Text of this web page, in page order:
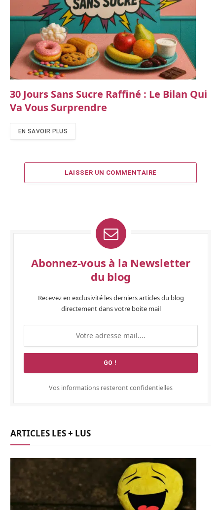
30 Jours Sans Sucre Raffiné : Le Bilan Qui
Va Vous Surprendre
EN SAVOIR PLUS
LAISSER UN COMMENTAIRE
Abonnez-vous à la Newsletter
du blog
Recevez en exclusivité les derniers articles du blog
directement dans votre boite mail
Vos informations resteront confidentielles
ARTICLES LES + LUS